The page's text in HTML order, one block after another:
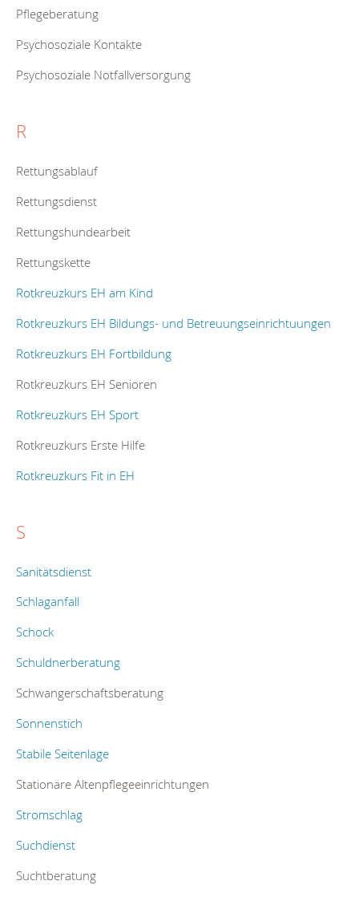
Pflegeberatung
Psychosoziale Kontakte
Psychosoziale Notfallversorgung
R
Rettungsablauf
Rettungsdienst
Rettungshundearbeit
Rettungskette
Rotkreuzkurs EH am Kind
Rotkreuzkurs EH Bildungs- und Betreuungseinrichtuungen
Rotkreuzkurs EH Fortbildung
Rotkreuzkurs EH Senioren
Rotkreuzkurs EH Sport
Rotkreuzkurs Erste Hilfe
Rotkreuzkurs Fit in EH
S
Sanitätsdienst
Schlaganfall
Schock
Schuldnerberatung
Schwangerschaftsberatung
Sonnenstich
Stabile Seitenlage
Stationäre Altenpflegeeinrichtungen
Stromschlag
Suchdienst
Suchtberatung